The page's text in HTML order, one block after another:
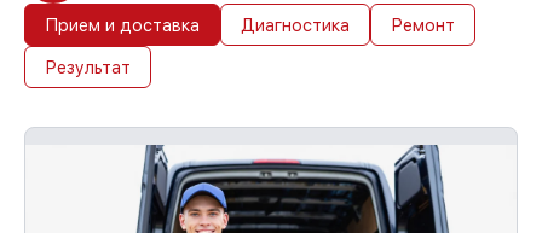
Прием и доставка Диагностика Ремонт
Результат